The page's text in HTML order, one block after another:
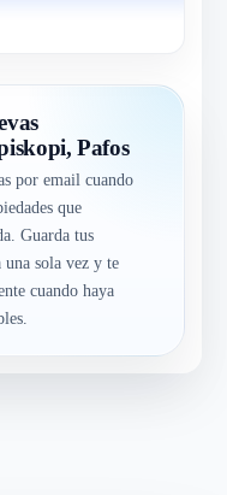
Pafos
por email cuando
que
Guarda tus
una sola vez y te
cuando haya